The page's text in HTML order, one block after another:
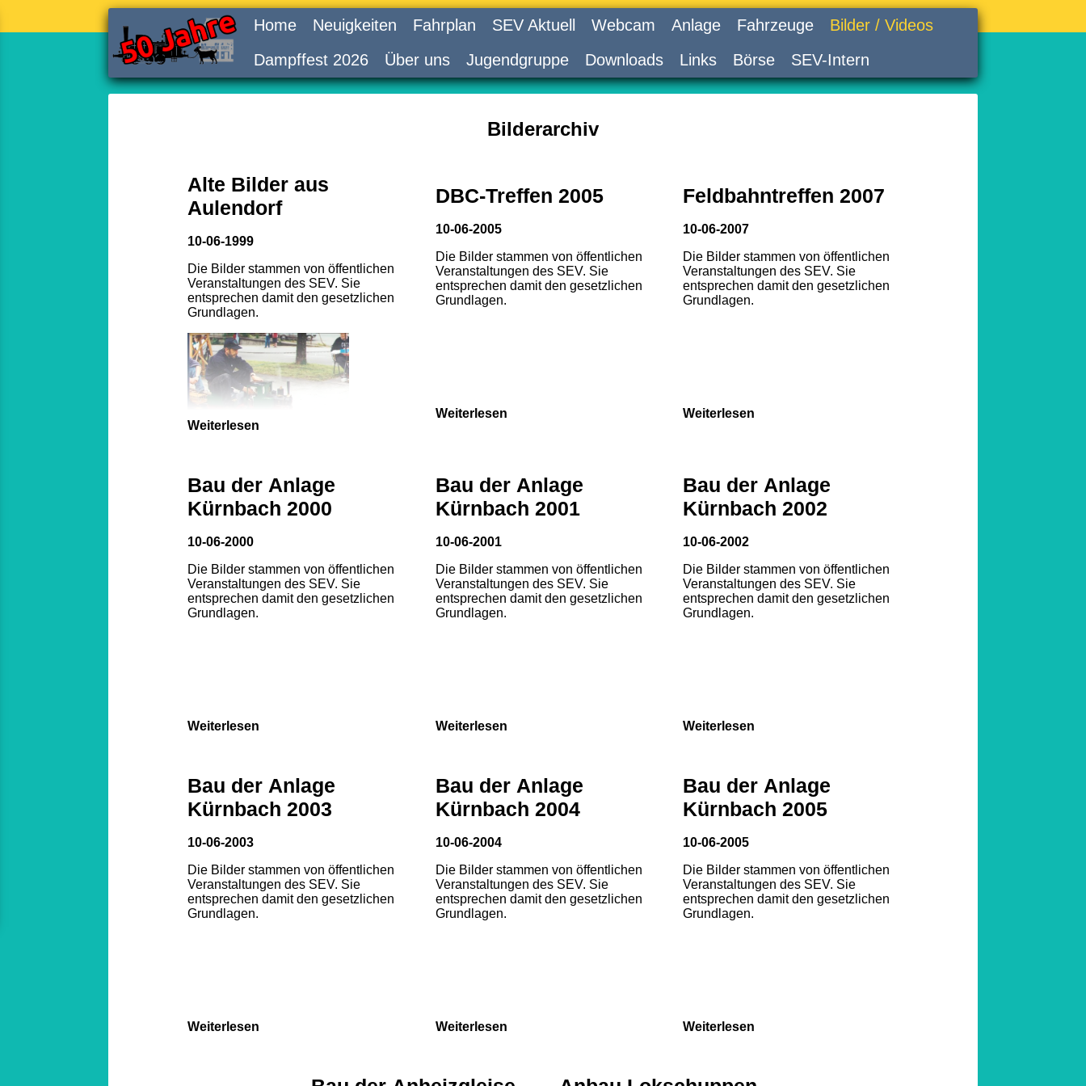
Home Neuigkeiten Fahrplan SEV Aktuell Webcam Anlage Fahrzeuge
Bilder / Videos
Dampffest 2026
Über uns Jugendgruppe Downloads Links Börse SEV-Intern
Bilderarchiv
Alte Bilder aus
Aulendorf
10-06-1999
Die Bilder stammen von öffentlichen
Veranstaltungen des SEV. Sie
entsprechen damit den gesetzlichen
Grundlagen.
Weiterlesen
DBC-Treffen 2005
10-06-2005
Die Bilder stammen von öffentlichen
Veranstaltungen des SEV. Sie
entsprechen damit den gesetzlichen
Grundlagen.
Weiterlesen
Feldbahntreffen 2007
10-06-2007
Die Bilder stammen von öffentlichen
Veranstaltungen des SEV. Sie
entsprechen damit den gesetzlichen
Grundlagen.
Weiterlesen
Bau der Anlage
Kürnbach 2000
10-06-2000
Die Bilder stammen von öffentlichen
Veranstaltungen des SEV. Sie
entsprechen damit den gesetzlichen
Grundlagen.
Weiterlesen
Bau der Anlage
Kürnbach 2001
10-06-2001
Die Bilder stammen von öffentlichen
Veranstaltungen des SEV. Sie
entsprechen damit den gesetzlichen
Grundlagen.
Weiterlesen
Bau der Anlage
Kürnbach 2002
10-06-2002
Die Bilder stammen von öffentlichen
Veranstaltungen des SEV. Sie
entsprechen damit den gesetzlichen
Grundlagen.
Weiterlesen
Bau der Anlage
Kürnbach 2003
10-06-2003
Die Bilder stammen von öffentlichen
Veranstaltungen des SEV. Sie
entsprechen damit den gesetzlichen
Grundlagen.
Weiterlesen
Bau der Anlage
Kürnbach 2004
10-06-2004
Die Bilder stammen von öffentlichen
Veranstaltungen des SEV. Sie
entsprechen damit den gesetzlichen
Grundlagen.
Weiterlesen
Bau der Anlage
Kürnbach 2005
10-06-2005
Die Bilder stammen von öffentlichen
Veranstaltungen des SEV. Sie
entsprechen damit den gesetzlichen
Grundlagen.
Weiterlesen